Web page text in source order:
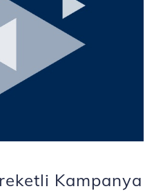
Kampanya